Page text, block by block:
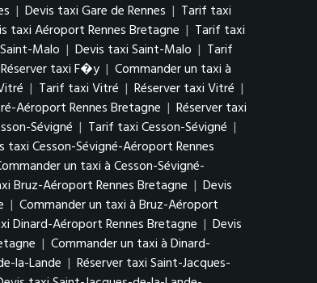
| Devis taxi Gare de Rennes | Tarif taxi
taxi Aéroport Rennes Bretagne | Tarif taxi
Malo | Devis taxi Saint-Malo | Tarif
Réserver taxi F�y | Commander un taxi à
| Tarif taxi Vitré | Réserver taxi Vitré |
Aéroport Rennes Bretagne | Réserver taxi
Sévigné | Tarif taxi Cesson-Sévigné |
taxi Cesson-Sévigné-Aéroport Rennes
un taxi à Cesson-Sévigné-
Bruz-Aéroport Rennes Bretagne | Devis
| Commander un taxi à Bruz-Aéroport
Dinard-Aéroport Rennes Bretagne | Devis
| Commander un taxi à Dinard-
la-Lande | Réserver taxi Saint-Jacques-